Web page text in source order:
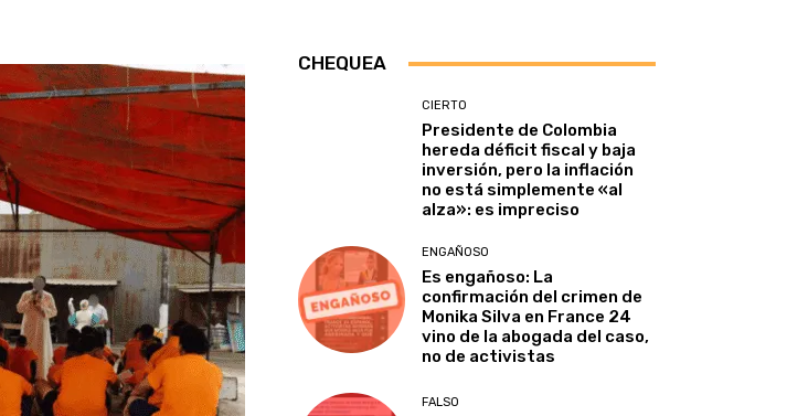
CHEQUEA
CIERTO
Presidente de Colombia
hereda déficit fiscal y baja
inversión, pero la inflación
no está simplemente «al
alza»: es impreciso
ENGAÑOSO
Es engañoso: La
confirmación del crimen de
Monika Silva en France 24
vino de la abogada del caso,
no de activistas
FALSO